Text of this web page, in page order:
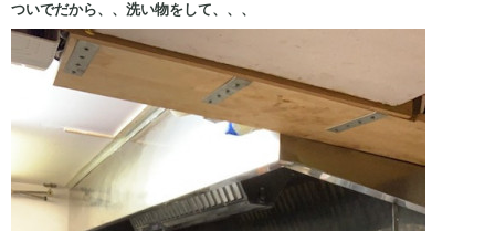
ついでだから、、洗い物をして、、、